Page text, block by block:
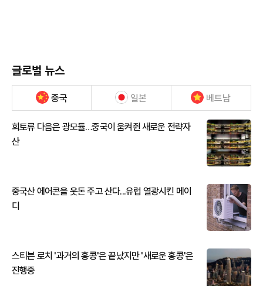
글로벌 뉴스
중국 일본 베트남
희토류 다음은 광모듈…중국이 움켜쥔 새로운 전략자
산
중국산 에어콘을 웃돈 주고 산다...유럽 열광시킨 메이
디
스티븐 로치 '과거의 홍콩'은 끝났지만 '새로운 홍콩'은
진행중